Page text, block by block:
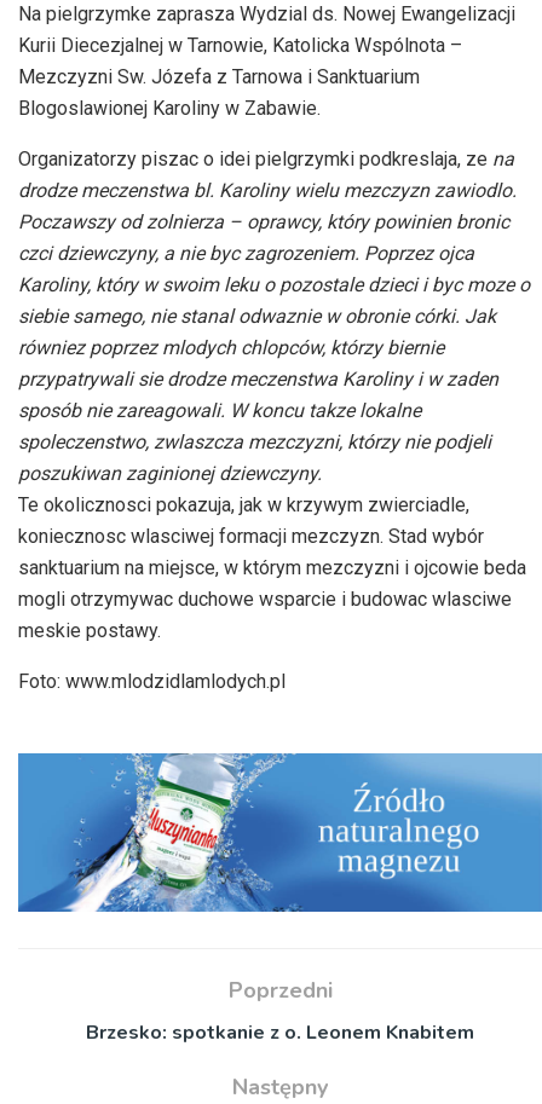
Na pielgrzymke zaprasza Wydzial ds. Nowej Ewangelizacji
Kurii Diecezjalnej w Tarnowie, Katolicka Wspólnota –
Mezczyzni Sw. Józefa z Tarnowa i Sanktuarium
Blogoslawionej Karoliny w Zabawie.
Organizatorzy piszac o idei pielgrzymki podkreslaja, ze na
drodze meczenstwa bl. Karoliny wielu mezczyzn zawiodlo.
Poczawszy od zolnierza – oprawcy, który powinien bronic
czci dziewczyny, a nie byc zagrozeniem. Poprzez ojca
Karoliny, który w swoim leku o pozostale dzieci i byc moze o
siebie samego, nie stanal odwaznie w obronie córki. Jak
równiez poprzez mlodych chlopców, którzy biernie
przypatrywali sie drodze meczenstwa Karoliny i w zaden
sposób nie zareagowali. W koncu takze lokalne
spoleczenstwo, zwlaszcza mezczyzni, którzy nie podjeli
poszukiwan zaginionej dziewczyny.
Te okolicznosci pokazuja, jak w krzywym zwierciadle,
koniecznosc wlasciwej formacji mezczyzn. Stad wybór
sanktuarium na miejsce, w którym mezczyzni i ojcowie beda
mogli otrzymywac duchowe wsparcie i budowac wlasciwe
meskie postawy.
Foto: www.mlodzidlamlodych.pl
Poprzedni
Brzesko: spotkanie z o. Leonem Knabitem
Następny